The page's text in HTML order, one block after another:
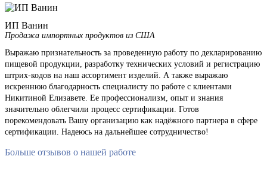
ИП Ванин
Продажа импортных продуктов из США
Выражаю признательность за проведенную работу по декларированию
пищевой продукции, разработку технических условий и регистрацию
штрих-кодов на наш ассортимент изделий. А также выражаю
искреннюю благодарность специалисту по работе с клиентами
Никитиной Елизавете. Ее профессионализм, опыт и знания
значительно облегчили процесс сертификации. Готов
порекомендовать Вашу организацию как надёжного партнера в сфере
сертификации. Надеюсь на дальнейшее сотрудничество!
Больше отзывов о нашей работе